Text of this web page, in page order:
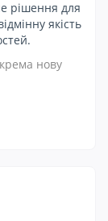
рішення для
якість
нову